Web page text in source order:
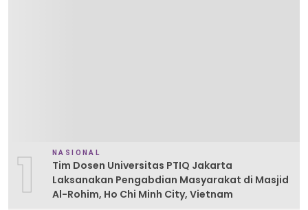
1 NASIONAL
Tim Dosen Universitas PTIQ Jakarta
Laksanakan Pengabdian Masyarakat di Masjid
Al-Rohim, Ho Chi Minh City, Vietnam